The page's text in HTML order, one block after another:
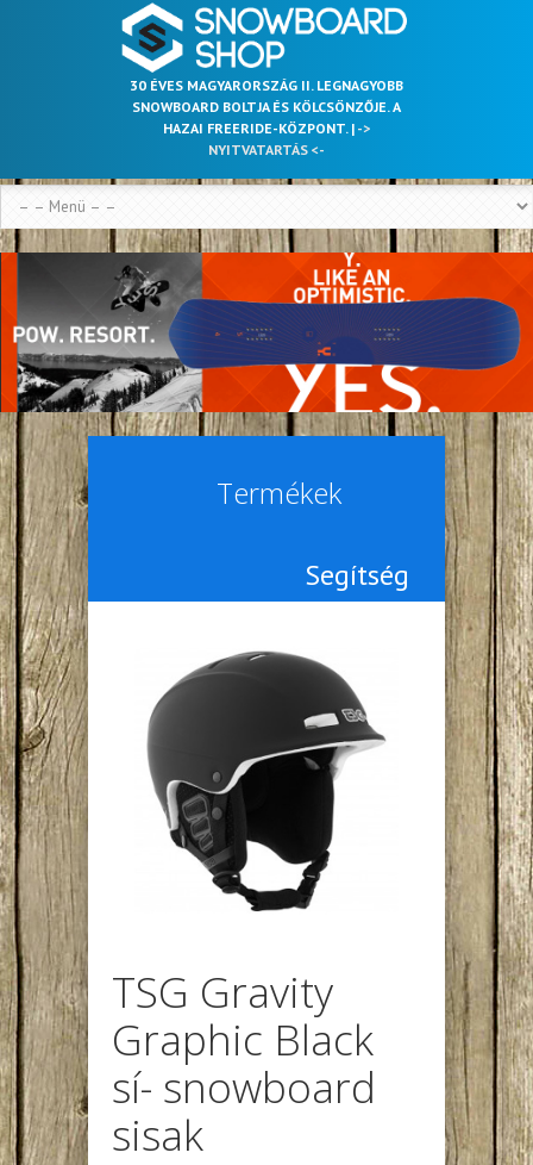
30 ÉVES MAGYARORSZÁG II. LEGNAGYOBB
SNOWBOARD BOLTJA ÉS KÖLCSÖNZŐJE. A
HAZAI FREERIDE-KÖZPONT. | ->
NYITVATARTÁS <-
Termékek
Segítség
TSG Gravity
Graphic Black
sí- snowboard
sisak